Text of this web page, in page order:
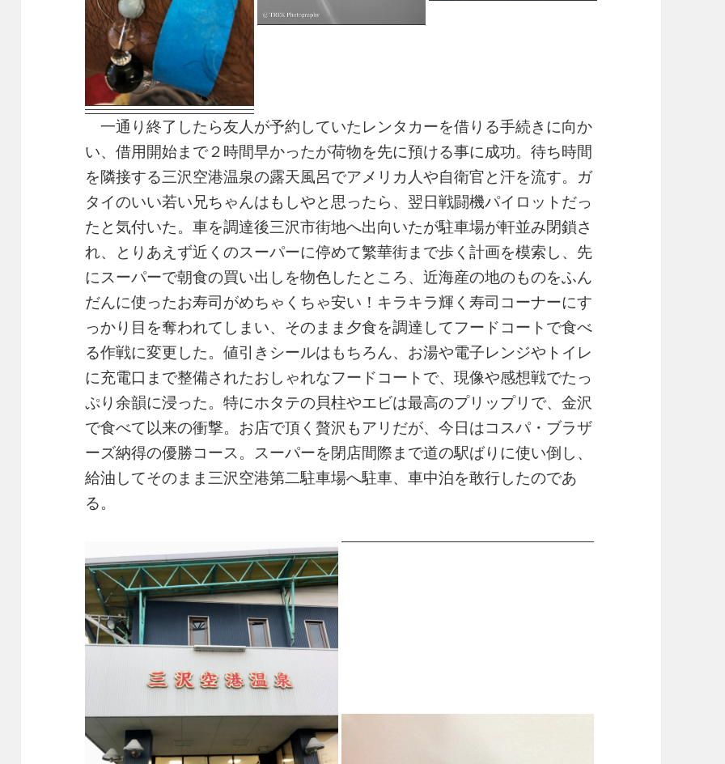
一通り終了したら友人が予約していたレンタカーを借りる手続きに向か
い、借用開始まで２時間早かったが荷物を先に預ける事に成功。待ち時間
を隣接する三沢空港温泉の露天風呂でアメリカ人や自衛官と汗を流す。ガ
タイのいい若い兄ちゃんはもしやと思ったら、翌日戦闘機パイロットだっ
たと気付いた。車を調達後三沢市街地へ出向いたが駐車場が軒並み閉鎖さ
れ、とりあえず近くのスーパーに停めて繁華街まで歩く計画を模索し、先
にスーパーで朝食の買い出しを物色したところ、近海産の地のものをふん
だんに使ったお寿司がめちゃくちゃ安い！キラキラ輝く寿司コーナーにす
っかり目を奪われてしまい、そのまま夕食を調達してフードコートで食べ
る作戦に変更した。値引きシールはもちろん、お湯や電子レンジやトイレ
に充電口まで整備されたおしゃれなフードコートで、現像や感想戦でたっ
ぷり余韻に浸った。特にホタテの貝柱やエビは最高のプリップリで、金沢
で食べて以来の衝撃。お店で頂く贅沢もアリだが、今日はコスパ・ブラザ
ーズ納得の優勝コース。スーパーを閉店間際まで道の駅ばりに使い倒し、
給油してそのまま三沢空港第二駐車場へ駐車、車中泊を敢行したのであ
る。